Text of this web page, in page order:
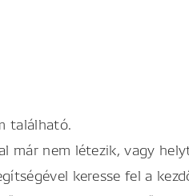
található.
már nem létezik, vagy
keresse fel a